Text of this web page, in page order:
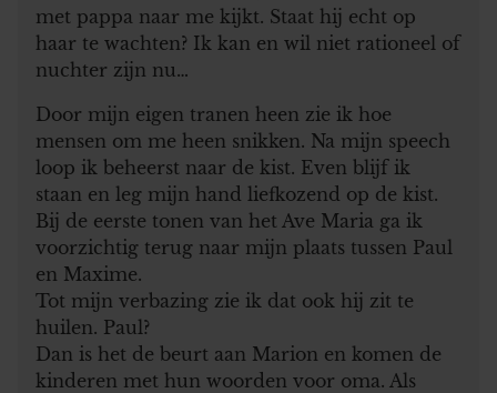
met pappa naar me kijkt. Staat hij echt op
haar te wachten? Ik kan en wil niet rationeel of
nuchter zijn nu…
Door mijn eigen tranen heen zie ik hoe
mensen om me heen snikken. Na mijn speech
loop ik beheerst naar de kist. Even blijf ik
staan en leg mijn hand liefkozend op de kist.
Bij de eerste tonen van het Ave Maria ga ik
voorzichtig terug naar mijn plaats tussen Paul
en Maxime.
Tot mijn verbazing zie ik dat ook hij zit te
huilen. Paul?
Dan is het de beurt aan Marion en komen de
kinderen met hun woorden voor oma. Als